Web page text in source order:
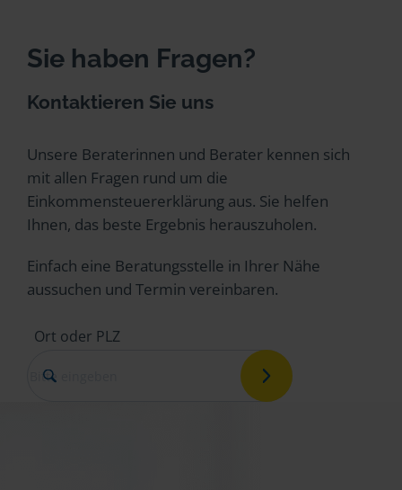
Sie haben Fragen?
Kontaktieren Sie uns
Unsere Beraterinnen und Berater kennen sich
mit allen Fragen rund um die
Einkommensteuererklärung aus. Sie helfen
Ihnen, das beste Ergebnis herauszuholen.
Einfach eine Beratungsstelle in Ihrer Nähe
aussuchen und Termin vereinbaren.
Ort oder PLZ